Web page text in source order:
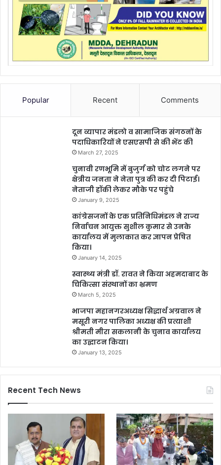
Popular Recent Comments
दून व्यापार मंडलो व सामाजिक संगठनों के
पदाधिकारियों ने एसएसपी से की भेंट की
March 27, 2025
चुनावी रणभूमि में बुजुर्ग को चोट लगने पर
क्षेत्रीय जनता ने नेता पुत्र की कर दी पिटाई।
नेताजी हॉकी लेकर मौके पर पहुंचे
January 9, 2025
कांग्रेसजनों के एक प्रतिनिधिमंडल ने राज्य
निर्वाचन आयुक्त सुशील कुमार से उनके
कार्यालय में मुलाकात कर ज्ञापन प्रेषित
किया।
January 14, 2025
स्वास्थ्य मंत्री डॉ. रावत ने किया अहमदाबाद के
चिकित्सा संस्थानों का भ्रमण
March 5, 2025
भाजपा महानगरअध्यक्ष सिद्धार्थ अग्रवाल ने
मसूरी नगर पालिका अध्यक्ष की प्रत्याशी
श्रीमती मीरा सकलानी के चुनाव कार्यालय
का उद्घाटन किया।
January 13, 2025
Recent Tech News